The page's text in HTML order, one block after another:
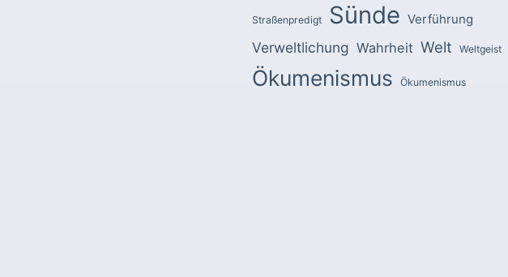
Straßenpredigt Sünde Verführung
Verweltlichung Wahrheit Welt Weltgeist
Ökumenismus Ökumenismus